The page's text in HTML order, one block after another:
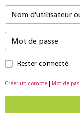
Rester connecté
Créer un compte | Mot de